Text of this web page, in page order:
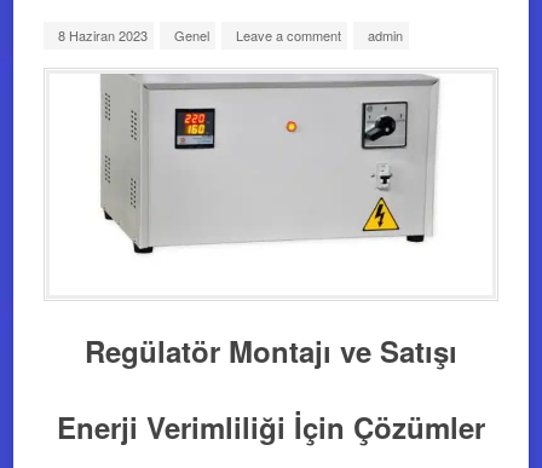
8 Haziran 2023 Genel Leave a comment admin
Regülatör Montajı ve Satışı
Enerji Verimliliği İçin Çözümler